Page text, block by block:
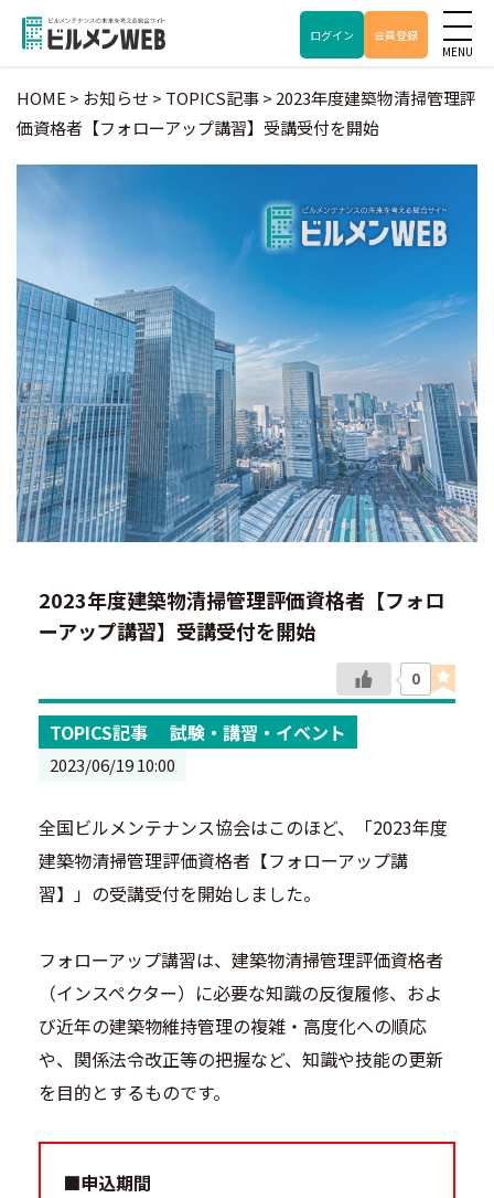
ログイン 会員登録
HOME > お知らせ > TOPICS記事> 2023年度建築物清掃管理評
価資格者【フォローアップ講習】受講受付を開始
2023年度建築物清掃管理評価資格者【フォロ
ーアップ講習】受講受付を開始
0
TOPICS記事 試験・講習・イベント
2023/06/19 10:00
全国ビルメンテナンス協会はこのほど、「2023年度
建築物清掃管理評価資格者【フォローアップ講
習】」の受講受付を開始しました。
フォローアップ講習は、建築物清掃管理評価資格者
（インスペクター）に必要な知識の反復履修、およ
び近年の建築物維持管理の複雑・高度化への順応
や、関係法令改正等の把握など、知識や技能の更新
を目的とするものです。
■申込期間